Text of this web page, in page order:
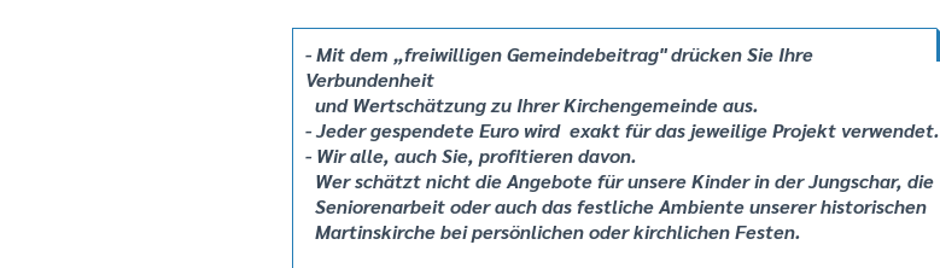
- Mit dem „freiwilligen Gemeindebeitrag" drücken Sie Ihre
Verbundenheit
undWertschätzung zu Ihrer Kirchengemeinde aus.
- Jeder gespendete Euro wird exakt für das jeweilige Projekt verwendet.
- Wir alle, auch Sie, profitieren davon.
Wer schätzt nicht die Angebote fürunsereKinder in der Jungschar, die
Seniorenarbeit oder auch das festlicheAmbiente unsererhistorischen
Martinskirche bei persönlichen oderkirchlichen Festen.